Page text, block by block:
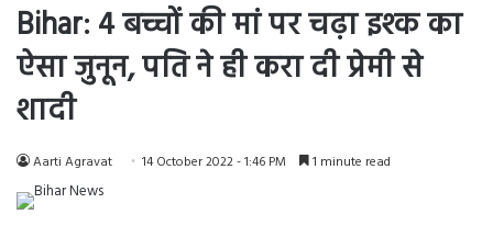
Bihar: 4 बच्चों की मां पर चढ़ा इश्क का
ऐसा जुनून, पति ने ही करा दी प्रेमी से
शादी
Aarti Agravat 14 October 2022 - 1:46 PM 1 minute read